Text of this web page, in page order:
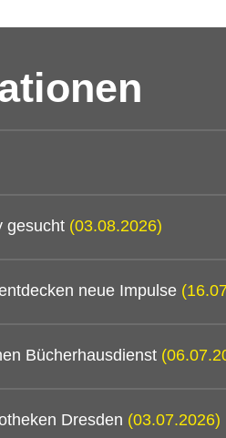
gesucht (03.08.2026)
neue Impulse
Bücherhausdienst
Dresden (03.07.2026)